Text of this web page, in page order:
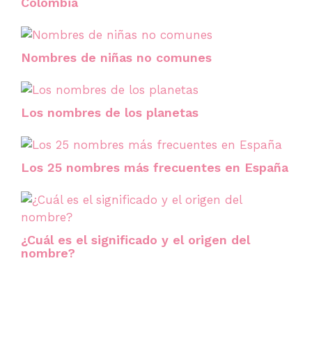
Nombres de niñas no comunes
Los nombres de los planetas
Los 25 nombres más frecuentes en España
¿Cuál es el significado y el origen del
nombre?